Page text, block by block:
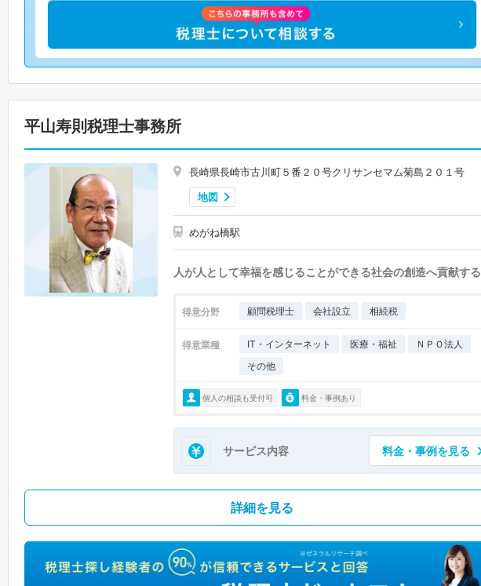
平山寿則税理士事務所
長崎県長崎市古川町５番２０号クリサンセマム菊島２０１号
地図
めがね橋駅
人が人として幸福を感じることができる社会の創造へ貢献する
得意分野 顧問税理士 会社設立 相続税
得意業種 IT・インターネット 医療・福祉
ＮＰＯ法人
その他
個人の相談も受付可 料金・事例あり
サービス内容 料金・事例を見る
詳細を見る